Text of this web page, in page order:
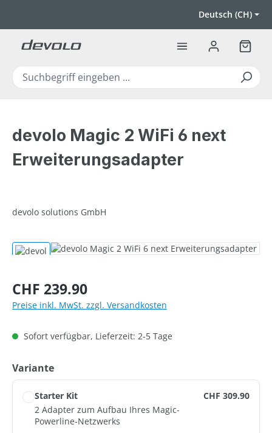
Deutsch (CH)
devolo Magic 2 WiFi 6 next
Erweiterungsadapter
devolo solutions GmbH
Bildergalerie überspringen
Regulärer Preis:
CHF 239.90
Preise inkl. MwSt. zzgl. Versandkosten
Sofort verfügbar, Lieferzeit: 2-5 Tage
Varianteauswählen
Starter Kit
2 Adapter zum Aufbau Ihres Magic-
Powerline-Netzwerks
CHF 309.90